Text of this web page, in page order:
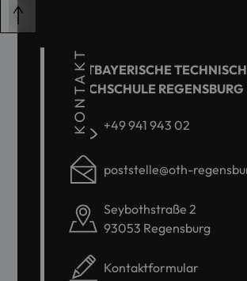
KONTAKT
OSTBAYERISCHE
HOCHSCHULE REGENSBURG
+49 941 943 02
poststelle@oth-
Seybothstraße 2
93053 Regensburg
Kontaktformular